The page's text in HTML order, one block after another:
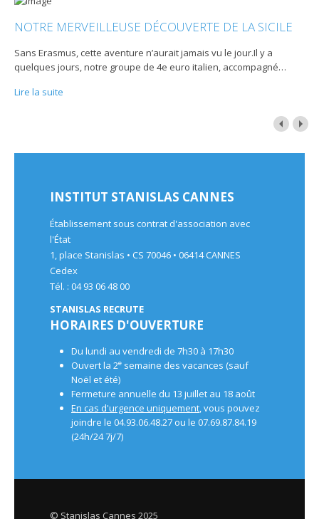
NOTRE MERVEILLEUSE DÉCOUVERTE DE LA SICILE
Sans Erasmus, cette aventure n’aurait jamais vu le jour.Il y a
quelques jours, notre groupe de 4e euro italien, accompagné…
Lire la suite
INSTITUT STANISLAS CANNES
Établissement sous contrat d'association avec
l'État
1, place Stanislas • CS 70046 • 06414 CANNES
Cedex
Tél. : 04 93 06 48 00
STANISLAS RECRUTE
HORAIRES D'OUVERTURE
Du lundi au vendredi de 7h30 à 17h30
Ouvert la 2e semaine des vacances (sauf
Noël et été)
Fermeture annuelle du 13 juillet au 18 août
En cas d'urgence uniquement, vous pouvez
joindre le 04.93.06.48.27 ou le 07.69.87.84.19
(24h/24 7j/7)
© Stanislas Cannes 2025